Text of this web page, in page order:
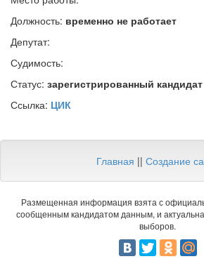
Должность: временно не работает
Депутат:
Судимость:
Статус: зарегистрированный кандидат
Ссылка: ЦИК
Главная || Создание
Размещенная информация взята с
сообщенным кандидатом данным, и
выборов.